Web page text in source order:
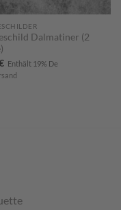
Dalmatiner (2
Enthält 19% De